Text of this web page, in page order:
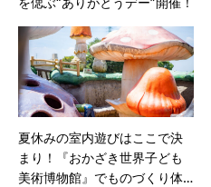
夏休みの室内遊びはここで決
まり！『おかざき世界子ども
美術博物館』でものづくり体